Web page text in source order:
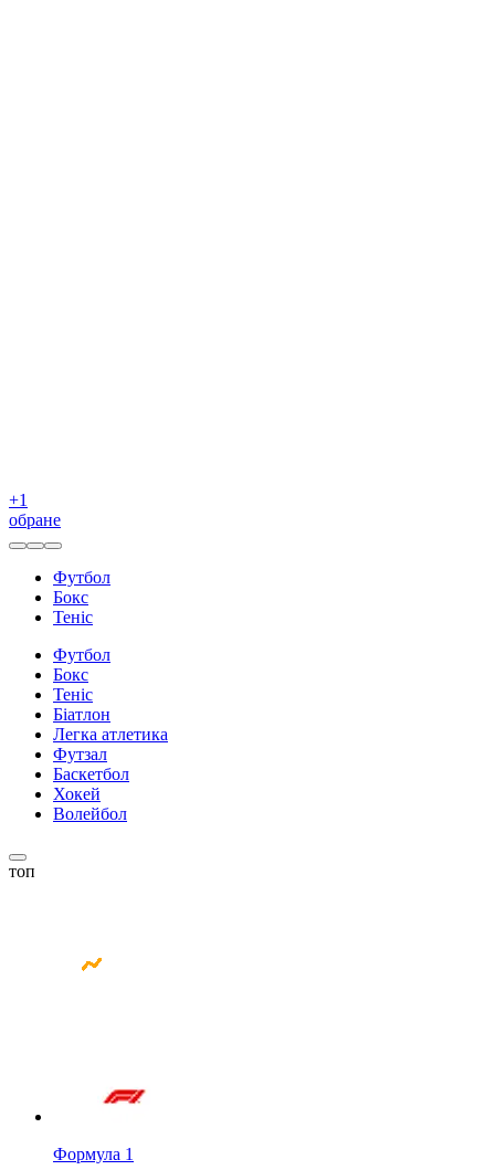
+1
обране
Футбол
Бокс
Теніс
Футбол
Бокс
Теніс
Біатлон
Легка атлетика
Футзал
Баскетбол
Хокей
Волейбол
топ
Формула 1